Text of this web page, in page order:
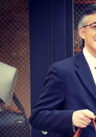
ログイン
新規登録
ストリーム
HOT
その他